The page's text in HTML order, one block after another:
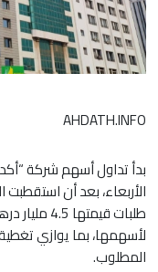
AHDATH.INFO
بدأ تداول أسهم شركة
الأربعاء، بعد أن
المطلوب.